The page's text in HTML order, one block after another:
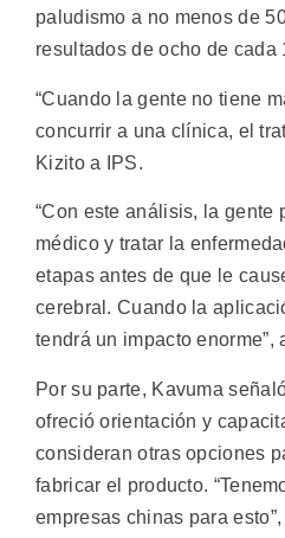
paludismo a no menos de
resultados de ocho de cada
“Cuando la gente no tiene
concurrir a una clínica, el
Kizito a IPS.
“Con este análisis, la gente
médico y tratar la
etapas antes de que le
cerebral. Cuando la
tendrá un impacto enorme”,
Por su parte, Kavuma
ofreció orientación y
consideran otras opciones
fabricar el producto.
empresas chinas para